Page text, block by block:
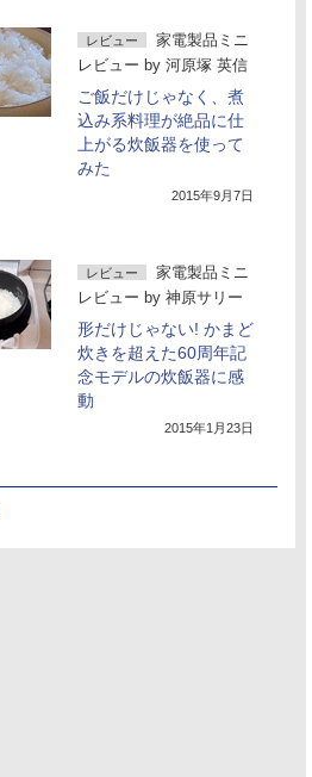
レビュー
家電製品ミニ
レビュー by 河原塚 英信
ご飯だけじゃなく、煮
込み系料理が絶品に仕
上がる炊飯器を使って
みた
2015年9月7日
レビュー
家電製品ミニ
レビュー by 神原サリー
形だけじゃない! かまど
炊きを超えた60周年記
念モデルの炊飯器に感
動
2015年1月23日